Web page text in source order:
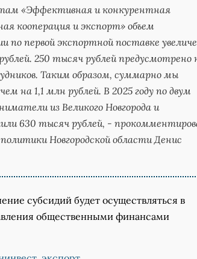
«Эффективная и конкурентная
кооперация и экспорт» объем
по первой экспортной поставке
250 тысяч рублей предусмотрено
Таким образом, суммарно мы
на 1,1 млн рублей. В 2025 году по двум
из Великого Новгорода и
630 тысяч рублей, -
Новгородской области Денис
субсидий будет осуществляться в
общественными финансами